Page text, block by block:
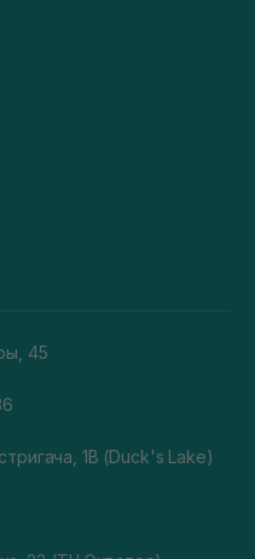
45
1В (Duck's Lake)